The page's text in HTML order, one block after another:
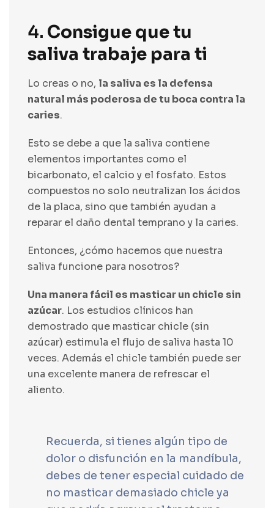
4. Consigue que tu
saliva trabaje para ti
Lo creas o no, la saliva es la defensa
natural más poderosa de tu boca contra la
caries.
Esto se debe a que la saliva contiene
elementos importantes como el
bicarbonato, el calcio y el fosfato. Estos
compuestos no solo neutralizan los ácidos
de la placa, sino que también ayudan a
reparar el daño dental temprano y la caries.
Entonces, ¿cómo hacemos que nuestra
saliva funcione para nosotros?
Una manera fácil es masticar un chicle sin
azúcar. Los estudios clínicos han
demostrado que masticar chicle (sin
azúcar) estimula el flujo de saliva hasta 10
veces. Además el chicle también puede ser
una excelente manera de refrescar el
aliento.
Recuerda, si tienes algún tipo de
dolor o disfunción en la mandíbula,
debes de tener especial cuidado de
no masticar demasiado chicle ya